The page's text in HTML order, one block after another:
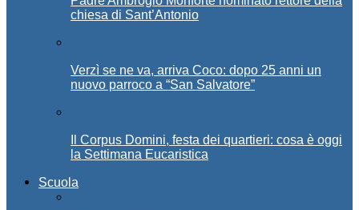
chiesa di Sant’Antonio
Verzì se ne va, arriva Coco: dopo 25 anni un
nuovo parroco a “San Salvatore”
Il Corpus Domini, festa dei quartieri: cosa è oggi
la Settimana Eucaristica
Scuola